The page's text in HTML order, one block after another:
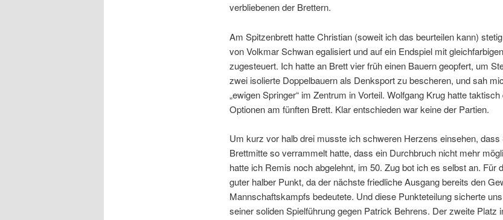
verbliebenen der Brettern.
Am Spitzenbrett hatte Christian (soweit ich das beurteilen kann)
von Volkmar Schwan egalisiert und auf ein Endspiel mit
zugesteuert. Ich hatte an Brett vier früh einen Bauern geopfert, um
zwei isolierte Doppelbauern als Denksport zu bescheren, und sah
„ewigen Springer“ im Zentrum in Vorteil. Wolfgang Krug hatte
Optionen am fünften Brett. Klar entschieden war keine der Partien.
Um kurz vor halb drei musste ich schweren Herzens einsehen, dass
Brettmitte so verrammelt hatte, dass ein Durchbruch nicht mehr
hatte ich Remis noch abgelehnt, im 50. Zug bot ich es selbst an. Für
guter halber Punkt, da der nächste friedliche Ausgang bereits den
Mannschaftskampfs bedeutete. Und diese Punkteteilung sicherte
seiner soliden Spielführung gegen Patrick Behrens. Der zweite Platz